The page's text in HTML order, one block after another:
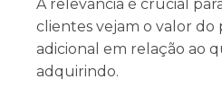
A relevância é crucial
clientes vejam o valor
adicional em relação ao
adquirindo.